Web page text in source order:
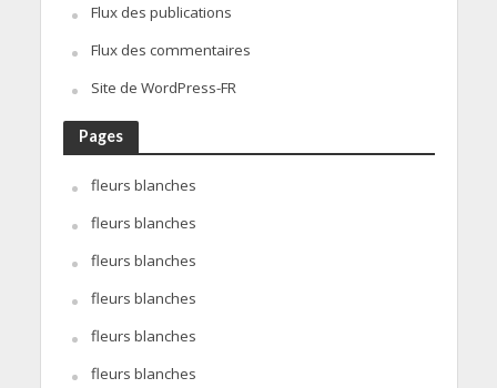
Flux des publications
Flux des commentaires
Site de WordPress-FR
Pages
fleurs blanches
fleurs blanches
fleurs blanches
fleurs blanches
fleurs blanches
fleurs blanches